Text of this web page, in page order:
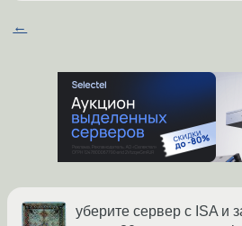
←
уберите сервер с ISA и